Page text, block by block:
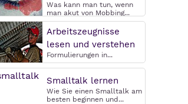
Was kann man tun, wenn
man akut von Mobbing...
Arbeitszeugnisse
lesen und verstehen
Formulierungen in...
Smalltalk lernen
Wie Sie einen Smalltalk am
besten beginnen und...